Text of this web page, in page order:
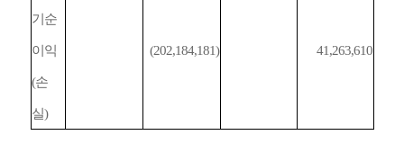
기순
이익
(손
실)
(202,184,181) 41,263,610